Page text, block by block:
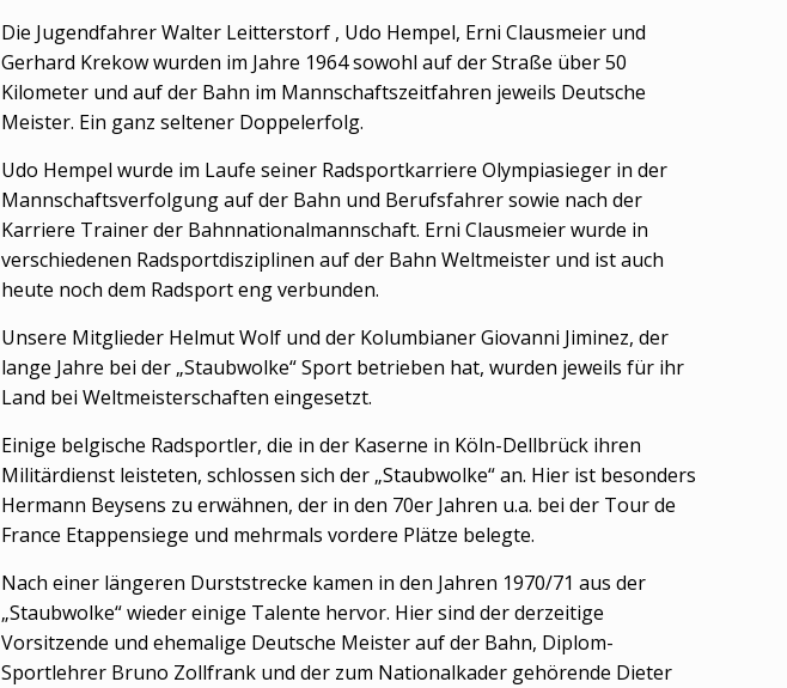
Die Jugendfahrer Walter Leitterstorf , Udo Hempel, Erni Clausmeier und
Gerhard Krekow wurden im Jahre 1964 sowohl auf der Straße über 50
Kilometer und auf der Bahn im Mannschaftszeitfahren jeweils Deutsche
Meister. Ein ganz seltener Doppelerfolg.
Udo Hempel wurde im Laufe seiner Radsportkarriere Olympiasieger in der
Mannschaftsverfolgung auf der Bahn und Berufsfahrer sowie nach der
Karriere Trainer der Bahnnationalmannschaft. Erni Clausmeier wurde in
verschiedenen Radsportdisziplinen auf der Bahn Weltmeister und ist auch
heute noch dem Radsport eng verbunden.
Unsere Mitglieder Helmut Wolf und der Kolumbianer Giovanni Jiminez, der
lange Jahre bei der „Staubwolke“ Sport betrieben hat, wurden jeweils für ihr
Land bei Weltmeisterschaften eingesetzt.
Einige belgische Radsportler, die in der Kaserne in Köln-Dellbrück ihren
Militärdienst leisteten, schlossen sich der „Staubwolke“ an. Hier ist besonders
Hermann Beysens zu erwähnen, der in den 70er Jahren u.a. bei der Tour de
France Etappensiege und mehrmals vordere Plätze belegte.
Nach einer längeren Durststrecke kamen in den Jahren 1970/71 aus der
„Staubwolke“ wieder einige Talente hervor. Hier sind der derzeitige
Vorsitzende und ehemalige Deutsche Meister auf der Bahn, Diplom-
Sportlehrer Bruno Zollfrank und der zum Nationalkader gehörende Dieter